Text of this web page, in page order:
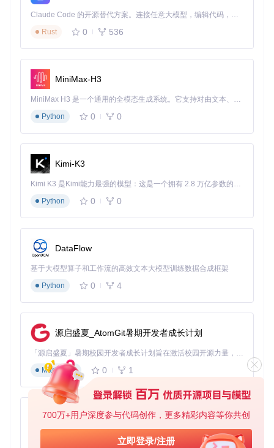
700万+用户深度参与代码创作，更多精彩内容等你共创
立即登录/注册
支持的页面链接格式包括：
https://www.patreon.com/m/数字/posts
https://www.patreon.com/user?u=数字
https://www.patreon.com/创作者名称/posts
智能内容识别系统：全方位捕获各类资源
PatreonDownloader配备先进的内容识别引擎，能够自动检测
并下载多种类型资源：
帖子内容全面获取
工具会完整保存帖子中的文本描述、图片附件、视频文件及嵌
入式媒体内容，确保内容完整性。
创作者品牌资源归档
自动识别并保存创作者头像、封面图片等品牌资源，帮助用户
建立完整的创作者档案库。
场景化应用指南：不同用户的最佳实践
普通用户：简单高效的内容备份
对于偶尔下载内容的用户，推荐使用默认配置：
PatreonDownloader.App.exe --url --download-
此配置将自动下载所有可用内容并保存在指定目录，无需额外
设置。
进阶用户：定制化下载策略
Claude Code 的开源替代方案。连接任意大模型，编辑代码，运行命令，自动验证 — 全自动执行。用 Rust 构建，极致性能。 ｜ An open-source alternative to Claude Code. Connect any LLM, edit code, run commands, and verify changes — autonomously. Built in Rust for speed. Get Started
Rust
0 536
MiniMax-H3
MiniMax H3 是一个通用的全模态生成系统。它支持对由文本、图像、视频和音频组成的多模态上下文进行统一理解，并能生成分辨率高达 2K、时长可达 15 秒的带原生立体声音频的视频。得益于面向任务泛化的系统设计，H3 在预训练阶段就已具备广泛的多模态上下文理解与生成能力，能够出色地执行复杂的多模态指令。
Python
0 0
Kimi-K3
Kimi K3 是Kimi能力最强的模型：这是一个拥有 2.8 万亿参数的混合专家（MoE）模型，具备原生视觉理解能力，并支持 100 万 token 的上下文窗口。
Python
0 0
DataFlow
基于大模型算子和工作流的高效文本大模型训练数据合成框架
Python
0 4
源启盛夏_AtomGit暑期开发者成长计划
「源启盛夏」暑期校园开发者成长计划旨在激活校园开源力量，通过积分激励、认证扶持、资源倾斜等形式，引导高校组织和开发者完成「入驻 — 建项目 — 做贡献 — 获认证 — 得资源」的完整闭环。无论你是想带领社团入驻平台的组织者，还是希望用代码贡献证明自己的开发者，都能在这里找到属于你的成长路径。
Markdown
0 1
py-xiaozhi
基于Python的Xiaozhi AI，适用于想要完整Xiaozhi体验而无需拥有专用硬件的用户。